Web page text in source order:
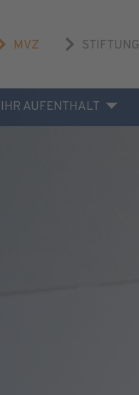
MVZ STIFTUNG
IHR AUFENTHALT